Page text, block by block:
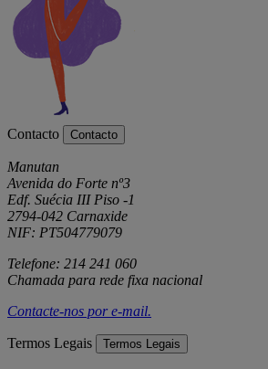
Contacto Contacto
Manutan
Avenida do Forte nº3
Edf. Suécia III Piso -1
2794-042 Carnaxide
NIF: PT504779079
Telefone: 214 241 060
Chamada para rede fixa nacional
Contacte-nos pore-mail.
Termos Legais Termos Legais